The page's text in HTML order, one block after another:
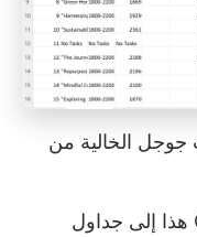
جوجل الخالية من
لنفترض أنك تريد تحميل ملف CSV هذا إلى جداول